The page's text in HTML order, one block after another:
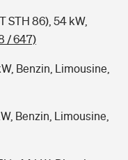
STH 86), 54 kW,
/ 647)
Benzin, Limousine,
Benzin, Limousine,